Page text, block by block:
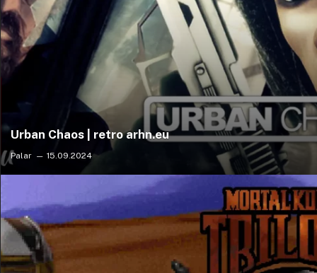
Urban Chaos | retro arhn.eu
Palar 15.09.2024